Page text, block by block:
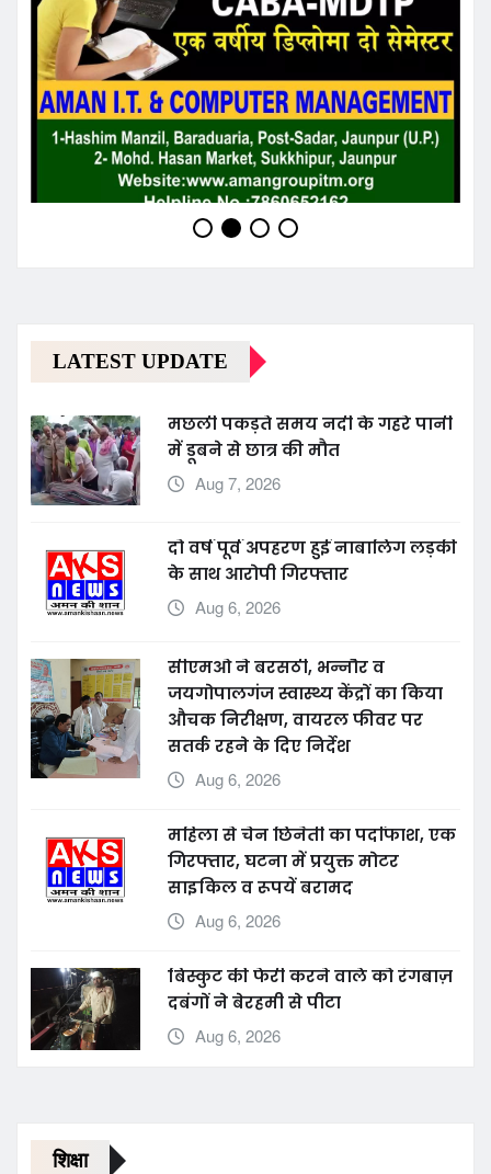
LATEST UPDATE
मछली पकड़ते समय नदी के गहरे पानी
में डूबने से छात्र की मौत
दो वर्ष पूर्व अपहरण हुई नाबालिग लड़की
के साथ आरोपी गिरफ्तार
सीएमओ ने बरसठी, भन्नौर व
जयगोपालगंज स्वास्थ्य केंद्रों का किया
औचक निरीक्षण, वायरल फीवर पर
सतर्क रहने के दिए निर्देश
महिला से चेन छिनैती का पर्दाफाश, एक
गिरफ्तार, घटना में प्रयुक्त मोटर
साइकिल व रूपयें बरामद
बिस्कुट की फेरी करने वाले को रंगबाज़
दबंगों ने बेरहमी से पीटा